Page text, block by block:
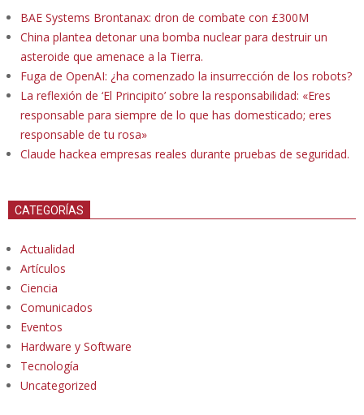
BAE Systems Brontanax: dron de combate con £300M
China plantea detonar una bomba nuclear para destruir un
asteroide que amenace a la Tierra.
Fuga de OpenAI: ¿ha comenzado la insurrección de los robots?
La reflexión de ‘El Principito’ sobre la responsabilidad: «Eres
responsable para siempre de lo que has domesticado; eres
responsable de tu rosa»
Claude hackea empresas reales durante pruebas de seguridad.
CATEGORÍAS
Actualidad
Artículos
Ciencia
Comunicados
Eventos
Hardware y Software
Tecnología
Uncategorized